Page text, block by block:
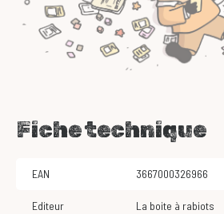
Fiche technique
EAN 3667000326966
Editeur La boite à rabiots